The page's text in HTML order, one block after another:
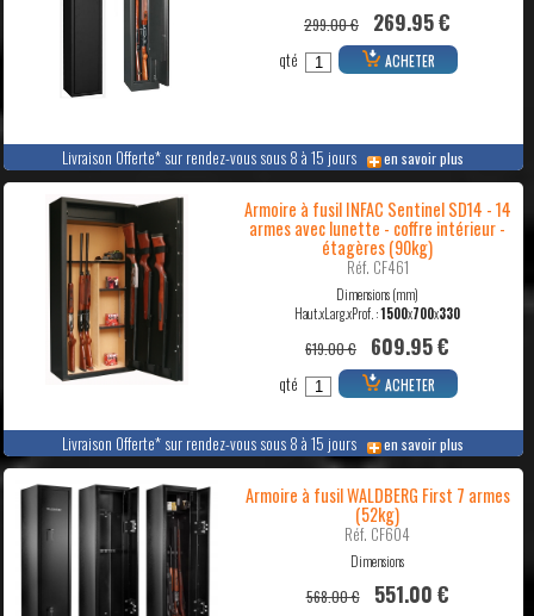
Livraison Offerte* sur rendez-vous sous 8 à 15 jours en savoir plus
299.00 € 269.95 €
qté ACHETER
Livraison Offerte* sur rendez-vous sous 8 à 15 jours en savoir plus
Armoire à fusil INFAC Sentinel SD14 - 14
armes avec lunette - coffre intérieur -
étagères (90kg)
Réf. CF461
Dimensions (mm)
Haut.xLarg.xProf. :1500x700x330
619.00 € 609.95 €
qté ACHETER
Armoire à fusil WALDBERG First 7 armes
(52kg)
Réf. CF604
Dimensions
568.00 € 551.00 €